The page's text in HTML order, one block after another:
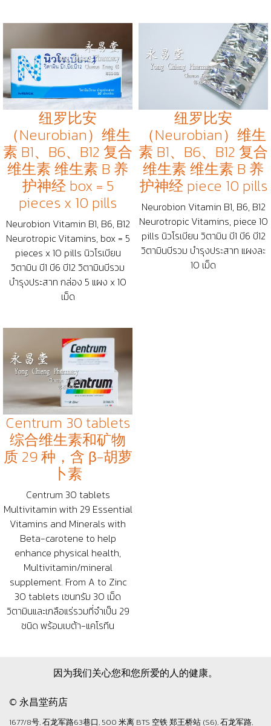
纽罗比安
（Neurobian）维生
素 B1、B6、B12 复合
维生素 维生素 B 养
护神经 box = 5
pieces x 10 pills
Neurobion Vitamin B1, B6, B12
Neurotropic Vitamins, box = 5
pieces x 10 pills นิวโรเบียน
วิตามิน บี1 บี6 บี12 วิตามินบีรวม
บำรุงประสาท กล่อง 5 แผง x 10
เม็ด
纽罗比安
（Neurobian）维生
素 B1、B6、B12 复合
维生素 维生素 B 养
护神经 piece 10 pills
Neurobion Vitamin B1, B6, B12
Neurotropic Vitamins, piece 10
pills นิวโรเบียน วิตามิน บี1 บี6 บี12
วิตามินบีรวม บำรุงประสาท แผงละ
10 เม็ด
Centrum 30 tablets
综合维生素和矿物
质 29 种，含 β-胡萝
卜素
Centrum 30 tablets
Multivitamin with 29 Essential
Vitamins and Minerals with
Beta-carotene to help
enhance physical health,
Multivitamin/mineral
supplement. From A to Zinc
30 tablets เซนทรัม 30 เม็ด
วิตามินและเกลือแร่รวมที่จำเป็น 29
ชนิด พร้อมเบต้า-แคโรทีน
因为我们关心您和您所爱的人的健康。
© 永昌堂药店
1677/8号, 石龙军路63巷口, 500 米离 BTS 空铁 郑王桥站 (S6), 石龙军路,